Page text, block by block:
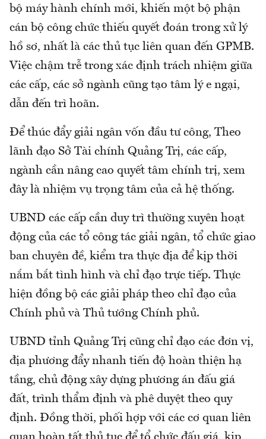
bộ máy hành chính mới, khiến một bộ phận
cán bộ công chức thiếu quyết đoán trong xử lý
hồ sơ, nhất là các thủ tục liên quan đến GPMB.
Việc chậm trễ trong xác định trách nhiệm giữa
các cấp, các sở ngành cũng tạo tâm lý e ngại,
dẫn đến trì hoãn.
Để thúc đẩy giải ngân vốn đầu tư công, Theo
lãnh đạo Sở Tài chính Quảng Trị, các cấp,
ngành cần nâng cao quyết tâm chính trị, xem
đây là nhiệm vụ trọng tâm của cả hệ thống.
UBND các cấp cần duy trì thường xuyên hoạt
động của các tổ công tác giải ngân, tổ chức giao
ban chuyên đề, kiểm tra thực địa để kịp thời
nắm bắt tình hình và chỉ đạo trực tiếp. Thực
hiện đồng bộ các giải pháp theo chỉ đạo của
Chính phủ và Thủ tướng Chính phủ.
UBND tỉnh Quảng Trị cũng chỉ đạo các đơn vị,
địa phương đẩy nhanh tiến độ hoàn thiện hạ
tầng, chủ động xây dựng phương án đấu giá
đất, trình thẩm định và phê duyệt theo quy
định. Đồng thời, phối hợp với các cơ quan liên